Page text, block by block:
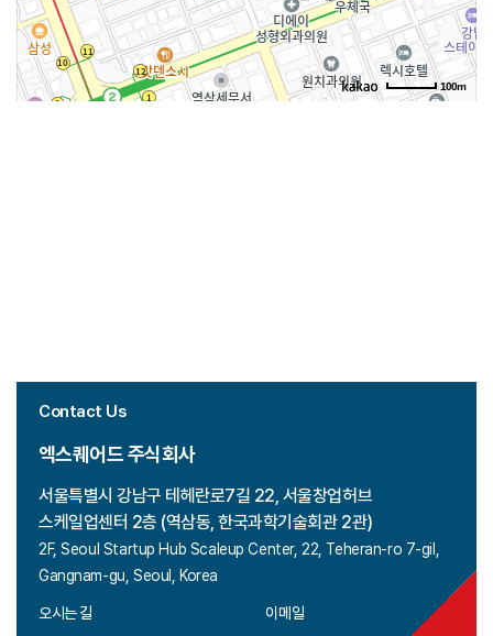
100m
Contact Us
엑스퀘어드 주식회사
서울특별시 강남구 테헤란로7길 22, 서울창업허브
스케일업센터 2층 (역삼동, 한국과학기술회관 2관)
2F, Seoul Startup Hub Scaleup Center, 22, Teheran-ro 7-gil,
Gangnam-gu, Seoul, Korea
오시는 길 이메일